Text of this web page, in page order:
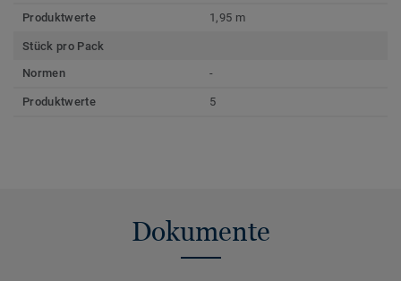
Produktwerte 1,95 m
Stück pro Pack
Normen
-
Produktwerte 5
Dokumente